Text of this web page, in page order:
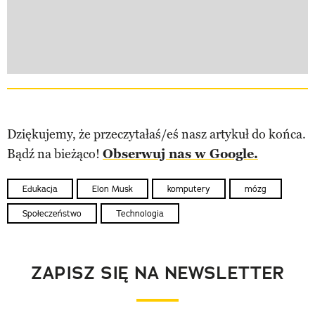
Dziękujemy, że przeczytałaś/eś nasz artykuł do końca.
Bądź na bieżąco! Obserwuj nas w Google.
Edukacja Elon Musk komputery mózg
Społeczeństwo Technologia
ZAPISZ SIĘ NA NEWSLETTER